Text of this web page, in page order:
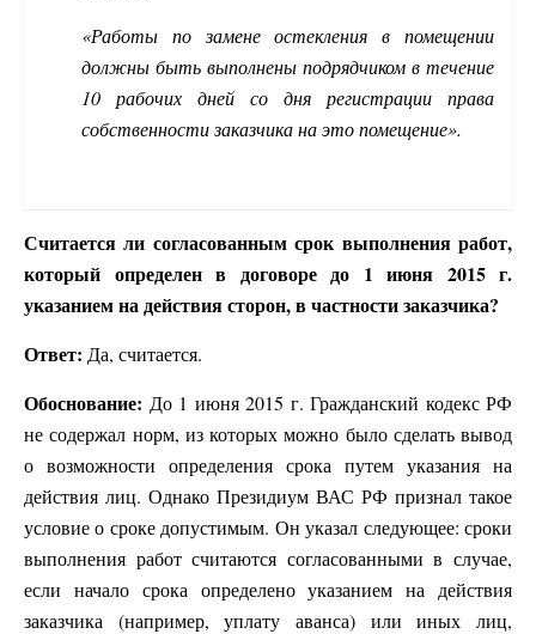
«Работы по замене остекления в помещении
должны быть выполнены подрядчиком в течение
10 рабочих дней со дня регистрации права
собственности заказчика на это помещение».
Считается ли согласованным срок выполнения работ,
который определен в договоре до 1 июня 2015 г.
указанием на действия сторон, в частности заказчика?
Ответ: Да, считается.
Обоснование: До 1 июня 2015 г. Гражданский кодекс РФ
не содержал норм, из которых можно было сделать вывод
о возможности определения срока путем указания на
действия лиц. Однако Президиум ВАС РФ признал такое
условие о сроке допустимым. Он указал следующее: сроки
выполнения работ считаются согласованными в случае,
если начало срока определено указанием на действия
заказчика (например, уплату аванса) или иных лиц,